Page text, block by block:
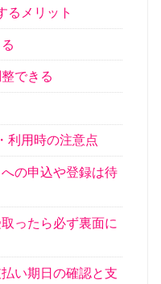
るメリット
できる
利用時の注意点
の申込や登録は待
ったら必ず裏面に
い期日の確認と支